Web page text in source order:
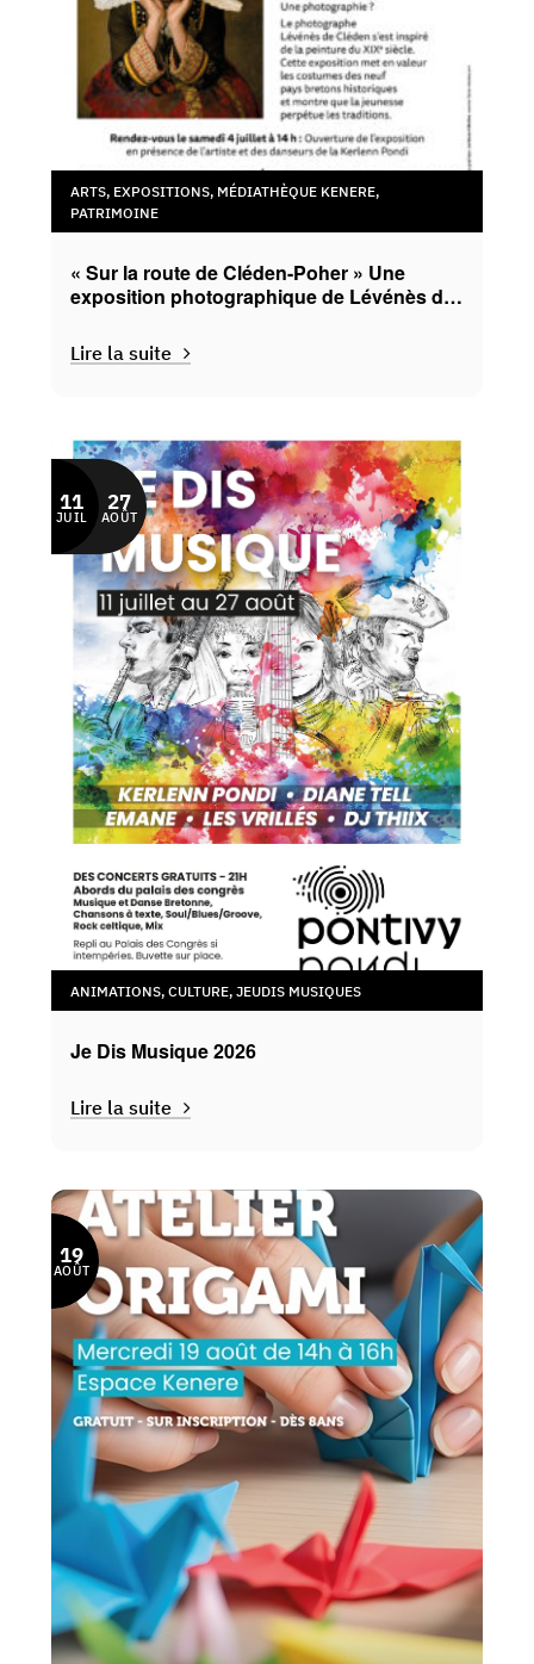
ARTS, EXPOSITIONS, MÉDIATHÈQUE KENERE,
PATRIMOINE
« Sur la route de Cléden-Poher » Une
exposition photographique de Lévénès de
Lire la suite
11
JUIL
27
AOÛT
ANIMATIONS,CULTURE,JEUDIS MUSIQUES
Je Dis Musique 2026
Lire la suite
19
AOÛT